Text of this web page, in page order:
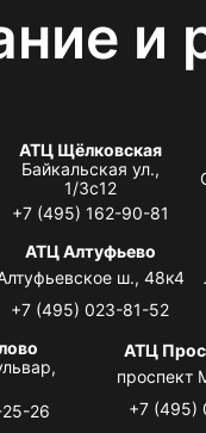
и
АТЦ Щёлковская
Байкальская ул.,
1/3с12
+7 (495) 162-90-81
АТЦ Алтуфьево
ш., 48к4
+7 (495) 023-81-52
26
АТЦ
проспект
+7 (495)